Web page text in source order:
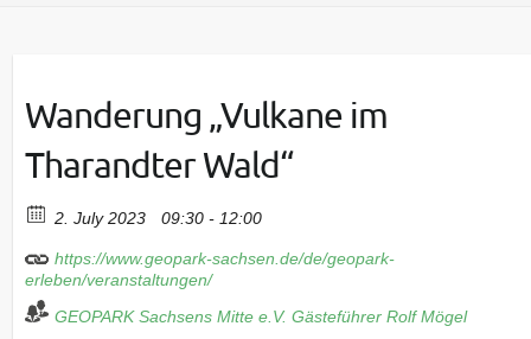
Wanderung „Vulkane im
Tharandter Wald“
2. July 2023 09:30 - 12:00
https://www.geopark-sachsen.de/de/geopark-
erleben/veranstaltungen/
GEOPARK Sachsens Mitte e.V. Gästeführer Rolf Mögel